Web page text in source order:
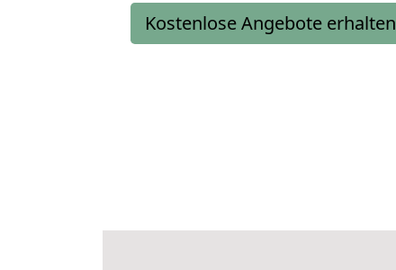
Kostenlose Angebote erhalten